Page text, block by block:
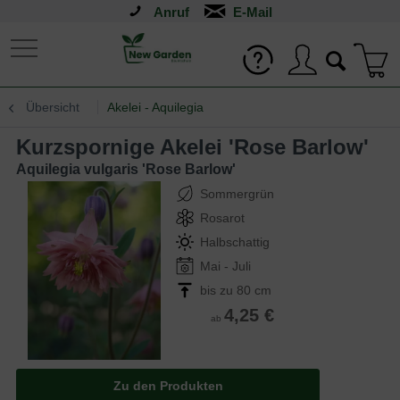
Anruf
Übersicht Akelei - Aquilegia
Kurzspornige Akelei 'Rose Barlow'
Aquilegia vulgaris 'Rose Barlow'
Sommergrün
Rosarot
Halbschattig
Mai - Juli
bis zu 80 cm
ab 4,25 €
Zu den Produkten